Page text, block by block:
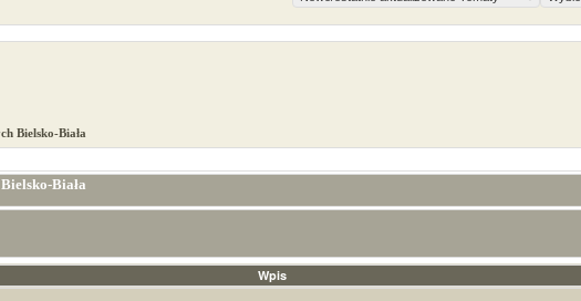
Bielsko-Biała
Biała
Wpis